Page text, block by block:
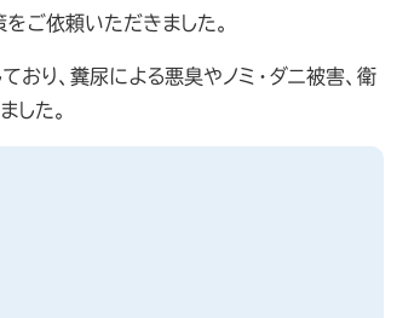
ご依頼いただきました。
り、糞尿による悪臭やノミ・ダニ被害、衛
した。